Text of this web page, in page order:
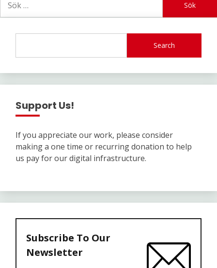
efter:
Search
Support Us!
If you appreciate our work, please consider
making a one time or recurring donation to help
us pay for our digital infrastructure.
Subscribe To Our
Newsletter